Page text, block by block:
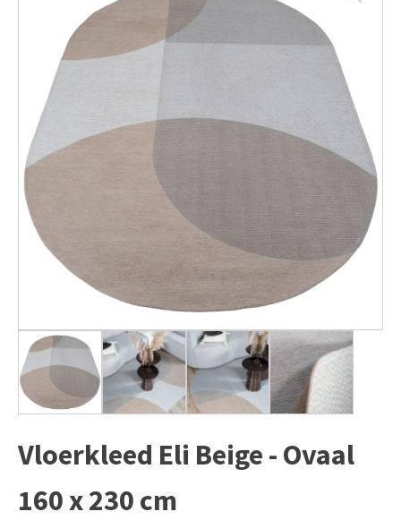
Vloerkleed Eli Beige - Ovaal
160 x 230 cm